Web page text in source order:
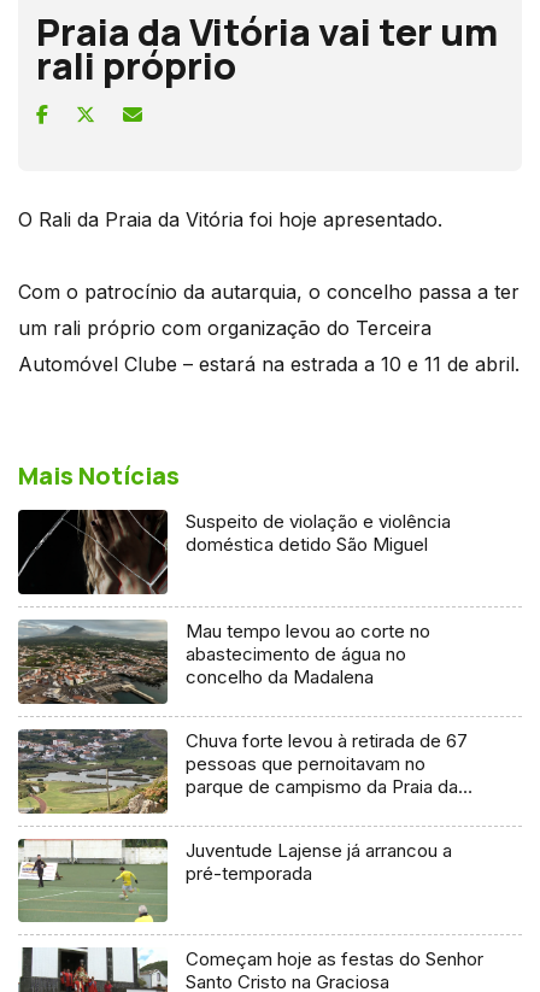
Praia da Vitória vai ter um
rali próprio
O Rali da Praia da Vitória foi hoje apresentado.
Com o patrocínio da autarquia, o concelho passa a ter
um rali próprio com organização do Terceira
Automóvel Clube – estará na estrada a 10 e 11 de abril.
Mais Notícias
Suspeito de violação e violência
doméstica detido São Miguel
Mau tempo levou ao corte no
abastecimento de água no
concelho da Madalena
Chuva forte levou à retirada de 67
pessoas que pernoitavam no
parque de campismo da Praia da
Juventude Lajense já arrancou a
pré-temporada
Começam hoje as festas do Senhor
Santo Cristo na Graciosa